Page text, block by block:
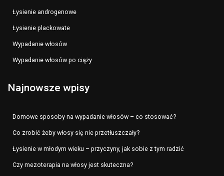
Łysienie androgenowe
Łysienie plackowate
Wypadanie włosów
Wypadanie włosów po ciąży
Najnowsze wpisy
Domowe sposoby na wypadanie włosów – co stosować?
Co zrobić żeby włosy się nie przetłuszczały?
Łysienie w młodym wieku – przyczyny, jak sobie z tym radzić
Czy mezoterapia na włosy jest skuteczna?